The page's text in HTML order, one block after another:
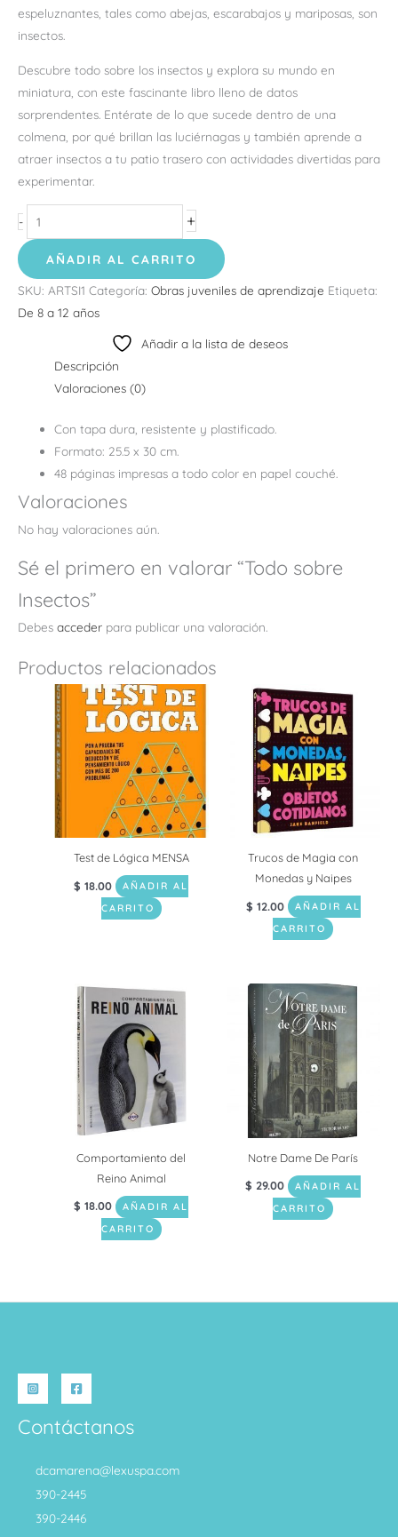
espeluznantes, tales como abejas, escarabajos y mariposas, son
insectos.
Descubre todo sobre los insectos y explora su mundo en
miniatura, con este fascinante libro lleno de datos
sorprendentes. Entérate de lo que sucede dentro de una
colmena, por qué brillan las luciérnagas y también aprende a
atraer insectos a tu patio trasero con actividades divertidas para
experimentar.
- +
AÑADIR AL CARRITO
SKU: ARTSI1 Categoría: Obras juveniles de aprendizaje Etiqueta:
De 8 a 12 años
Añadir a la lista de deseos
Descripción
Valoraciones (0)
Con tapa dura, resistente y plastificado.
Formato: 25.5 x 30 cm.
48 páginas impresas a todo color en papel couché.
Valoraciones
No hay valoraciones aún.
Sé el primero en valorar “Todo sobre
Insectos”
Debes acceder para publicar una valoración.
Productos relacionados
Test de Lógica MENSA
$ 18.00
AÑADIR AL
CARRITO
Trucos de Magia con
Monedas y Naipes
$ 12.00
AÑADIR AL
CARRITO
Comportamiento del
Reino Animal
$ 18.00
AÑADIR AL
CARRITO
Notre Dame De París
$ 29.00
AÑADIR AL
CARRITO
Contáctanos
dcamarena@lexuspa.com
390-2445
390-2446